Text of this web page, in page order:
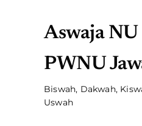
Aswaja
PWNU
Biswah, Dakwah,
Uswah